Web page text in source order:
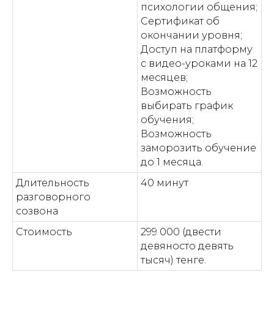
психологии общения;
Сертификат об
окончании уровня;
Доступ на платформу
с видео-уроками на 12
месяцев;
Возможность
выбирать график
обучения;
Возможность
заморозить обучение
до 1 месяца.
Длительность
разговорного
созвона
40 минут
Стоимость
299 000 (двести
девяносто девять
тысяч) тенге.